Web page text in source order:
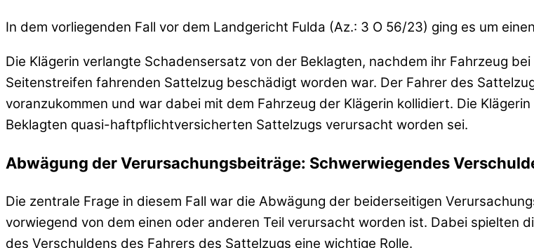
In dem vorliegenden Fall vor dem Landgericht Fulda (Az.: 3 O 56/23) ging es um
Die Klägerin verlangte Schadensersatz von der Beklagten, nachdem ihr Fahrzeug
Seitenstreifen fahrenden Sattelzug beschädigt worden war. Der Fahrer des
voranzukommen und war dabei mit dem Fahrzeug der Klägerin kollidiert. Die
Beklagten quasi-haftpflichtversicherten Sattelzugs verursacht worden sei.
Abwägung der Verursachungsbeiträge: Schwerwiegendes
Die zentrale Frage in diesem Fall war die Abwägung der beiderseitigen
vorwiegend von dem einen oder anderen Teil verursacht worden ist. Dabei spielten
des Verschuldens des Fahrers des Sattelzugs eine wichtige Rolle.